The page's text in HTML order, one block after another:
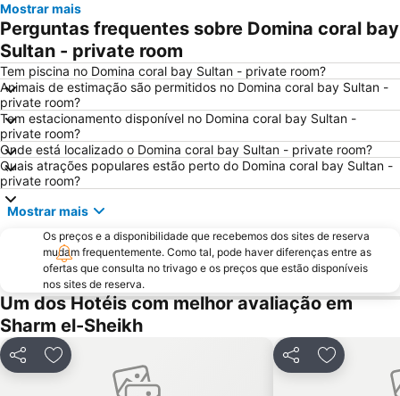
Mostrar mais
Perguntas frequentes sobre Domina coral bay
Sultan - private room
Tem piscina no Domina coral bay Sultan - private room?
Animais de estimação são permitidos no Domina coral bay Sultan -
private room?
Tem estacionamento disponível no Domina coral bay Sultan -
private room?
Onde está localizado o Domina coral bay Sultan - private room?
Quais atrações populares estão perto do Domina coral bay Sultan -
private room?
Mostrar mais
Os preços e a disponibilidade que recebemos dos sites de reserva
mudam frequentemente. Como tal, pode haver diferenças entre as
ofertas que consulta no trivago e os preços que estão disponíveis
nos sites de reserva.
Um dos Hotéis com melhor avaliação em
Sharm el-Sheikh
PartilharAdicionar aos favoritos PartilharAdicionar